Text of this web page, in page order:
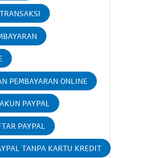
PEMBAYARAN ONLINE
PAYPAL
PAYPAL
TANPA KARTU KREDIT